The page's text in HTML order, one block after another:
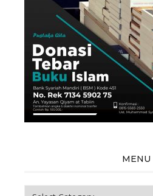
MENU
Menu